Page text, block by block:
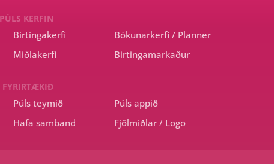
PÚLS KERFIN
Birtingakerfi Bókunarkerfi / Planner
Miðlakerfi
Birtingamarkaður
FYRIRTÆKIÐ
Púls teymið Púls appið
Hafa samband
Fjölmiðlar / Logo